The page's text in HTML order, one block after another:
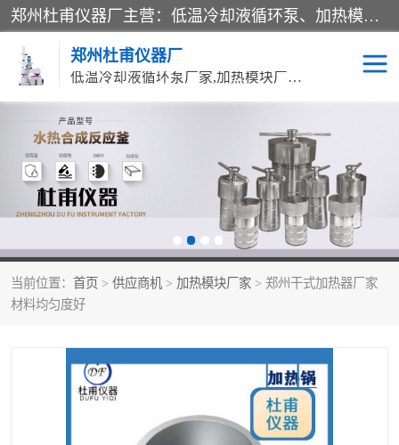
郑州杜甫仪器厂主营：低温冷却液循环泵、加热模块、水热合成反应釜、水油浴锅、旋转蒸发器、循环水真空泵等产品。郑州杜甫仪器厂在众多的教学仪器行业中依靠科技力量扬长避短、迅速发展，成为国家教委*生产教学仪器的厂家，产品具有国内良好水平，主导产品通过ISO9002质量认证。
郑州杜甫仪器厂
低温冷却液循环泵厂家,加热模块厂家,水热合成反应釜厂家,水油浴锅厂家,旋转蒸发器厂家
当前位置： 首页 > 供应商机 > 加热模块厂家 > 郑州干式加热器厂家
材料均匀度好
循环水真空泵厂家 水热合成反应釜厂家
低温冷却液循环泵厂家 加热模块厂家
气流烘干器
旋转蒸发器厂家 双层玻璃反应釜10L
高温循环油浴锅母 五抽头循环水真空泵
多功能油浴锅